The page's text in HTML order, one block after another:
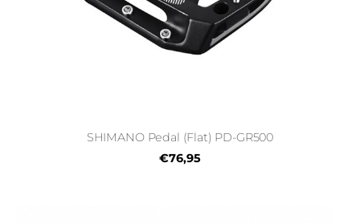
SHIMANO Pedal (Flat) PD-GR500
€76,95